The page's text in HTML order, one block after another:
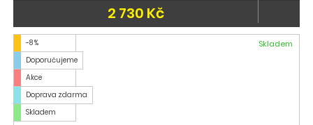
2 730 Kč
-8 %
Doporučujeme
Akce
Doprava zdarma
Skladem
Skladem